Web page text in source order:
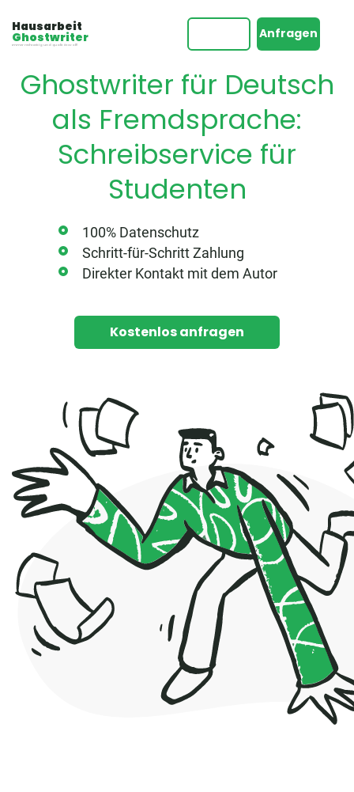
Hausarbeit
Ghostwriter
Immer rechtzeitig und qualitätsvoll!
Anfragen
Ghostwriter für Deutsch
als Fremdsprache:
Schreibservice für
Studenten
100% Datenschutz
Schritt-für-Schritt Zahlung
Direkter Kontakt mit dem Autor
Kostenlos anfragen